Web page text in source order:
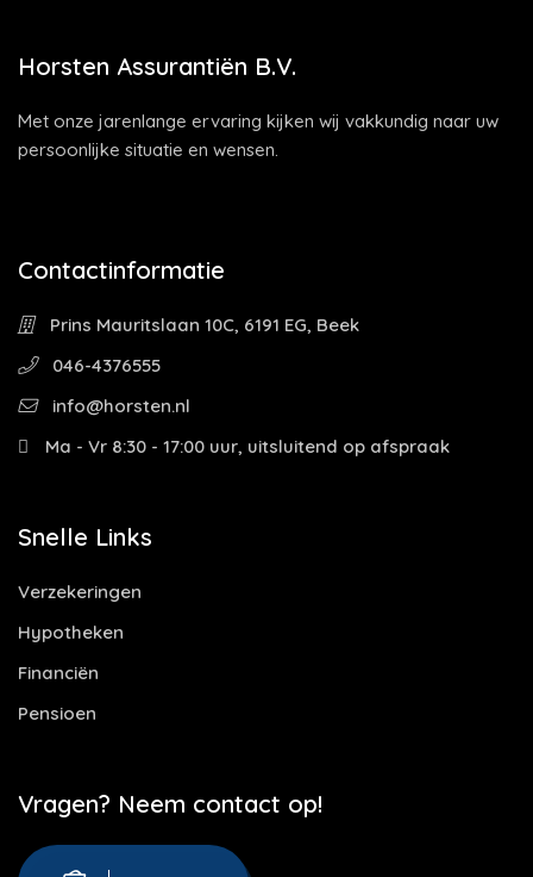
Horsten Assurantiën B.V.
Met onze jarenlange ervaring kijken wij vakkundig naar uw
persoonlijke situatie en wensen.
Contactinformatie
Prins Mauritslaan 10C, 6191 EG, Beek
046-4376555
info@horsten.nl
Ma - Vr 8:30 - 17:00 uur, uitsluitend op afspraak
Snelle Links
Verzekeringen
Hypotheken
Financiën
Pensioen
Vragen? Neem contact op!